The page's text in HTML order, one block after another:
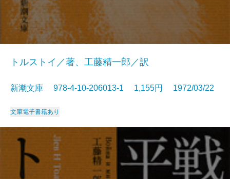
トルストイ／著、工藤精一郎／訳
新潮文庫 978-4-10-206013-1 1,155円 1972/03/22
文庫電子書籍あり